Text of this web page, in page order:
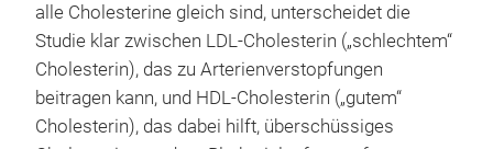
alle Cholesterine gleich sind, unterscheidet die
Studie klar zwischen LDL-Cholesterin („schlechtem“
Cholesterin), das zu Arterienverstopfungen
beitragen kann, und HDL-Cholesterin („gutem“
Cholesterin), das dabei hilft, überschüssiges